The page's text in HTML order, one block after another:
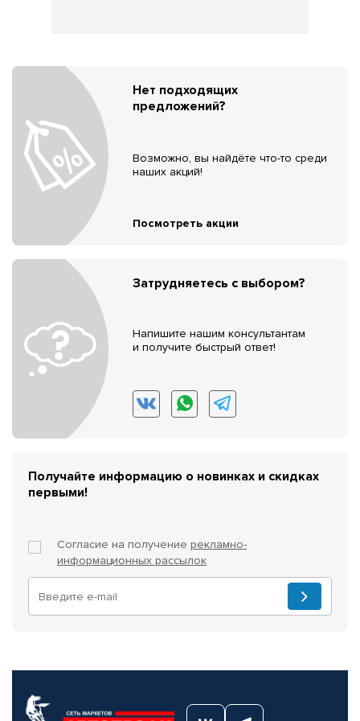
Нет подходящих
предложений?
Возможно, вы найдёте что-то среди
наших акций!
Посмотреть акции
Затрудняетесь с выбором?
Напишите нашим консультантам
и получите быстрый ответ!
Получайте информацию о новинках и скидках
первыми!
Согласие на получение рекламно-
информационных рассылок